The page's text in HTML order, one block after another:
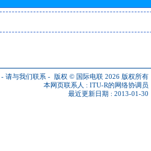
- 请与我们联系 - 版权 © 国际电联 2026 版权所有
本网页联系人 : ITU-R的网络协调员
最近更新日期 : 2013-01-30